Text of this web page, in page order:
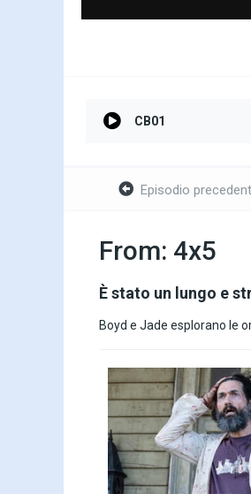
CB01
Episodio
From: 4x5
È stato un lungo e
Boyd e Jade esplorano le